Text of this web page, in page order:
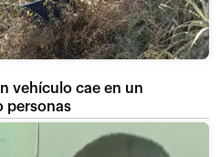
vehículo cae en un
personas